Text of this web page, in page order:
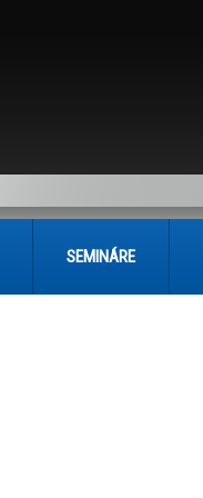
SEMINÁRE